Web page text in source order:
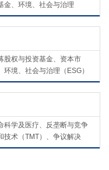
金、环境、社会与治理
股权与投资基金、资本市
境、社会与治理（ESG）
科学及医疗、反垄断与竞争
技术（TMT）、争议解决